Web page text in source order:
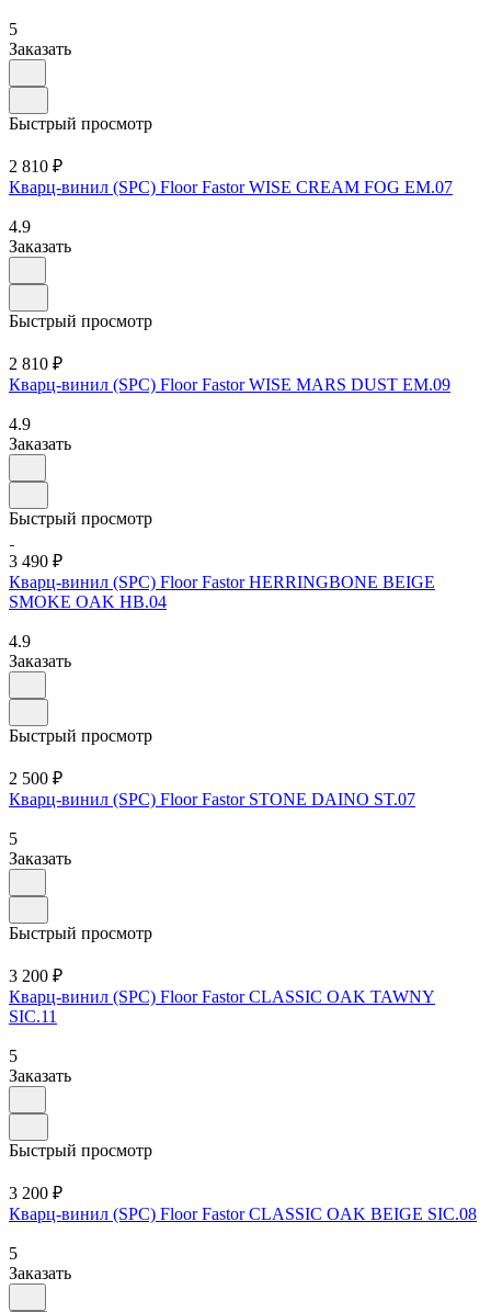
5
Заказать
Быстрый просмотр
2 810 ₽
Кварц-винил (SPC) Floor Fastor WISE CREAM FOG EM.07
4.9
Заказать
Быстрый просмотр
2 810 ₽
Кварц-винил (SPC) Floor Fastor WISE MARS DUST EM.09
4.9
Заказать
Быстрый просмотр
3 490 ₽
Кварц-винил (SPC) Floor Fastor HERRINGBONE BEIGE
SMOKE OAK HB.04
4.9
Заказать
Быстрый просмотр
2 500 ₽
Кварц-винил (SPC) Floor Fastor STONE DAINO ST.07
5
Заказать
Быстрый просмотр
3 200 ₽
Кварц-винил (SPC) Floor Fastor CLASSIC OAK TAWNY
SIC.11
5
Заказать
Быстрый просмотр
3 200 ₽
Кварц-винил (SPC) Floor Fastor CLASSIC OAK BEIGE SIC.08
5
Заказать